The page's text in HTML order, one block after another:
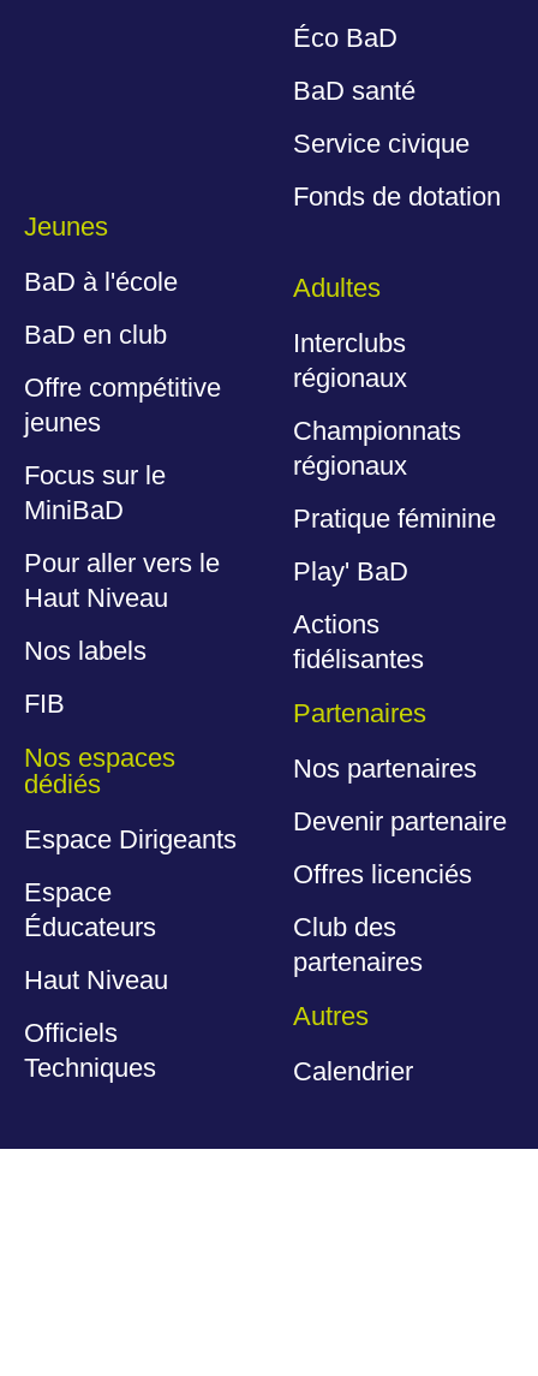
Éco BaD
BaD santé
Service civique
Fonds de dotation
Jeunes
BaD à l'école
BaD en club
Offre compétitive
jeunes
Focus sur le
MiniBaD
Pour aller vers le
Haut Niveau
Nos labels
FIB
Nos espaces
dédiés
Espace Dirigeants
Espace
Éducateurs
Haut Niveau
Officiels
Techniques
Adultes
Interclubs
régionaux
Championnats
régionaux
Pratique féminine
Play' BaD
Actions
fidélisantes
Partenaires
Nos partenaires
Devenir partenaire
Offres licenciés
Club des
partenaires
Autres
Calendrier